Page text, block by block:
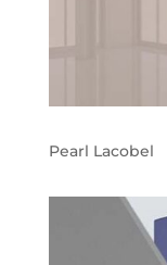
Pearl Lacobel